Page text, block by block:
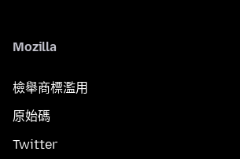
Mozilla
檢舉商標濫用
原始碼
Twitter